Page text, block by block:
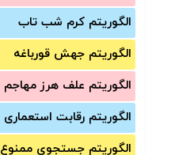
الگوریتم کرم شب تاب
الگوریتم جهش قورباغه
الگوریتم علف هرز مهاجم
الگوریتم رقابت استعماری
الگوریتم جستجوی ممنوع